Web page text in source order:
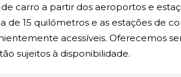
carro a partir dos aeroportos e
15 quilómetros e as estações de
acessíveis. Oferecemos
sujeitos à disponibilidade.